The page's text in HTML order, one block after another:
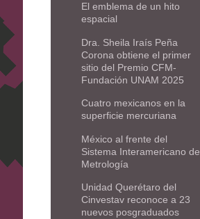
El emblema de un hito
espacial
Dra. Sheila Iraís Peña
Corona obtiene el primer
sitio del Premio CFM-
Fundación UNAM 2025
Cuatro mexicanos en la
superficie mercuriana
México al frente del
Sistema Interamericano de
Metrología
Unidad Querétaro del
Cinvestav reconoce a 23
nuevos posgraduados